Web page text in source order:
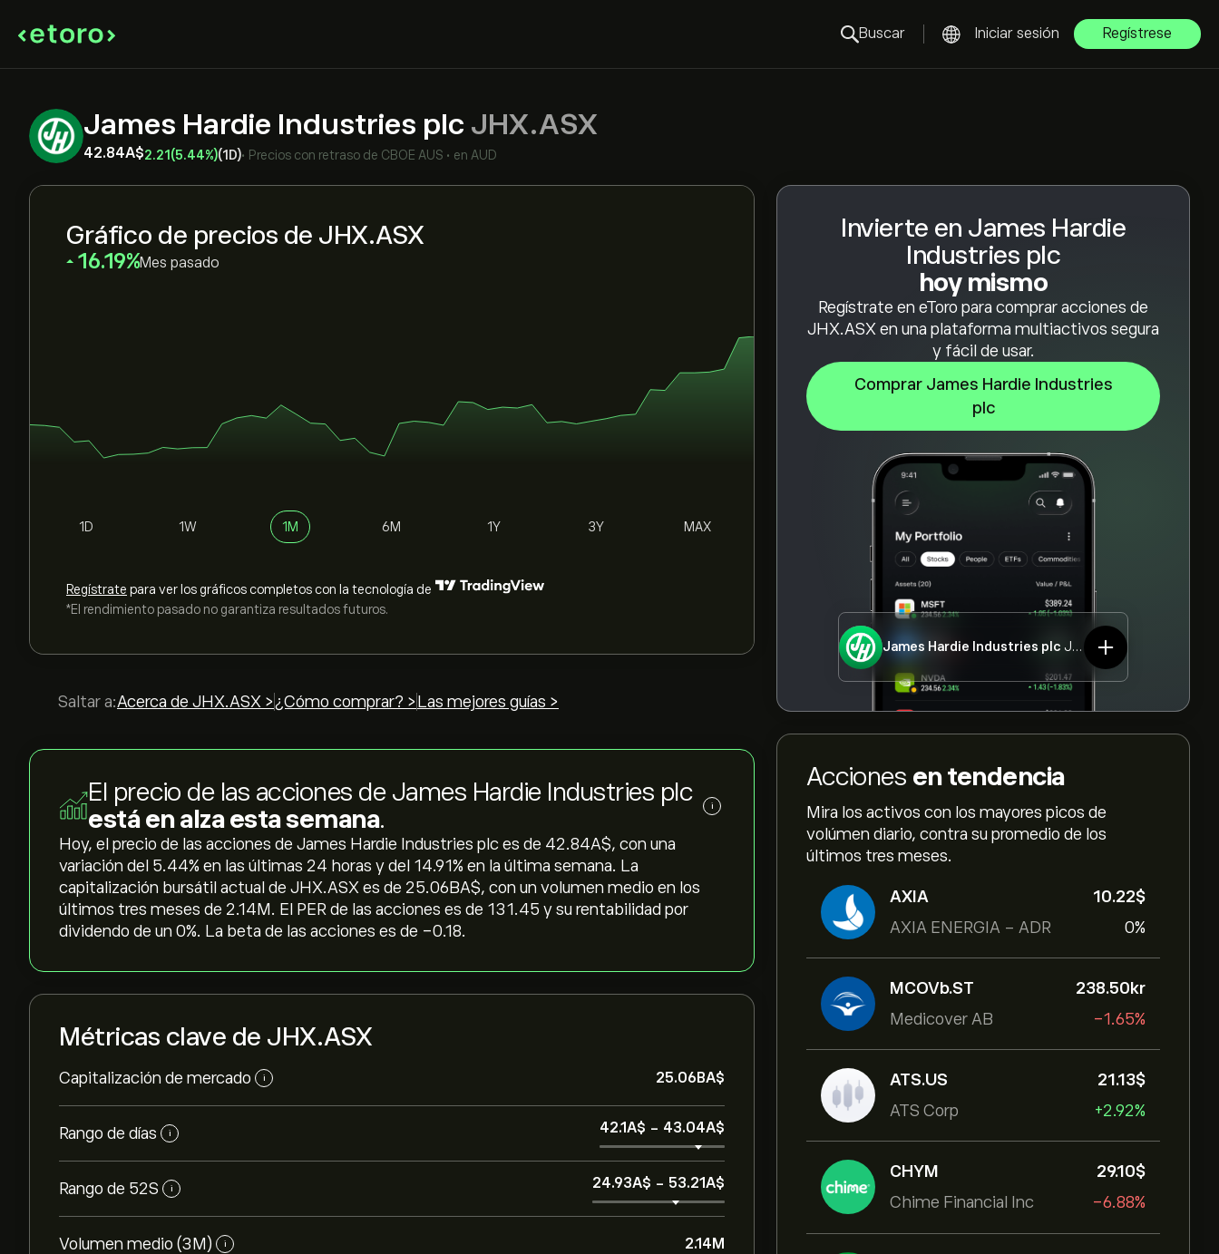
Buscar Iniciar sesión Regístrese
James Hardie Industries plc JHX.ASX
42.84‎A$‎2.21 (5.44%)(1D)• Precios con retraso de CBOE AUS • en AUD
Invierte en James Hardie
Industries plc
hoy mismo
Regístrate en eToro para comprar acciones de
JHX.ASX en una plataforma multiactivos segura
y fácil de usar.
Comprar James Hardie Industries
plc
James Hardie Industries plc JHX.ASX
Acciones en tendencia
Mira los activos con los mayores picos de
volúmen diario, contra su promedio de los
últimos tres meses.
AXIA
AXIA ENERGIA - ADR
10.22‎$‎
0%
MCOVb.ST
Medicover AB
238.50‎kr‎
-1.65%
ATS.US
ATS Corp
21.13‎$‎
+2.92%
CHYM
Chime Financial Inc
29.10‎$‎
-6.88%
Gráfico de precios de JHX.ASX
‎16.19‎ Mes pasado
1D 1W 1M 6M 1Y 3Y MAX
Regístrate para ver los gráficos completos con la tecnología de
*El rendimiento pasado no garantiza resultados futuros.
Saltar a:Acerca de JHX.ASX >¿Cómo comprar? > Las mejores guías >
El precio de las acciones de James Hardie Industries plc
está en alza esta semana. i
Hoy, el precio de las acciones de James Hardie Industries plc es de 42.84‎A$‎, con una
variación del ‎5.44‎% en las últimas 24 horas y del ‎14.91‎% en la última semana. La
capitalización bursátil actual de JHX.ASX es de 25.06B‎A$‎, con un volumen medio en los
últimos tres meses de 2.14M. El PER de las acciones es de 131.45 y su rentabilidad por
dividendo de un 0%. La beta de las acciones es de -0.18.
Métricas clave de JHX.ASX
Capitalización de mercado i 25.06B‎A$‎
Rango de días i 42.1‎A$‎ - 43.04‎A$‎
Rango de 52S i 24.93‎A$‎ - 53.21‎A$‎
Volumen medio (3M) i 2.14M